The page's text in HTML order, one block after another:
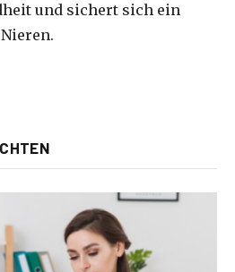
und sichert sich ein